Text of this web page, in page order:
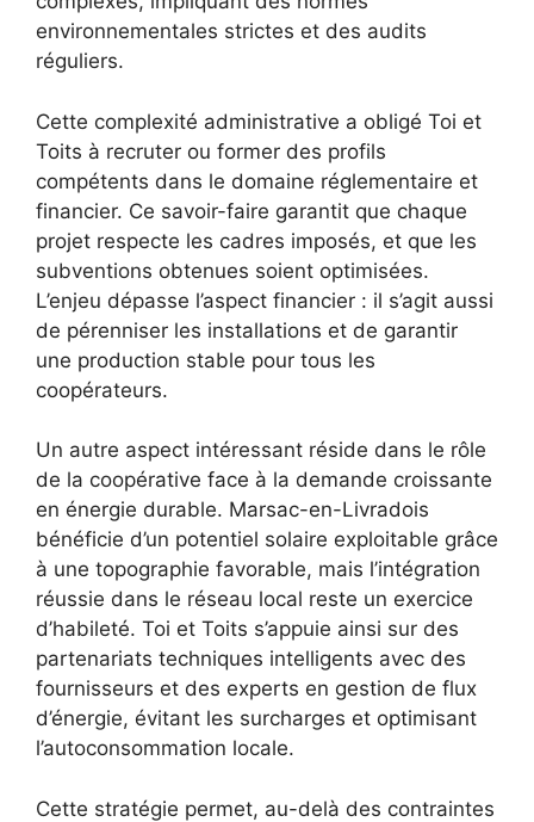
environnementales strictes et des audits
réguliers.
Cette complexité administrative a obligé Toi et
Toits à recruter ou former des profils
compétents dans le domaine réglementaire et
financier. Ce savoir-faire garantit que chaque
projet respecte les cadres imposés, et que les
subventions obtenues soient optimisées.
L’enjeu dépasse l’aspect financier : il s’agit aussi
de pérenniser les installations et de garantir
une production stable pour tous les
coopérateurs.
Un autre aspect intéressant réside dans le rôle
de la coopérative face à la demande croissante
en énergie durable. Marsac-en-Livradois
bénéficie d’un potentiel solaire exploitable grâce
à une topographie favorable, mais l’intégration
réussie dans le réseau local reste un exercice
d’habileté. Toi et Toits s’appuie ainsi sur des
partenariats techniques intelligents avec des
fournisseurs et des experts en gestion de flux
d’énergie, évitant les surcharges et optimisant
l’autoconsommation locale.
Cette stratégie permet, au-delà des contraintes